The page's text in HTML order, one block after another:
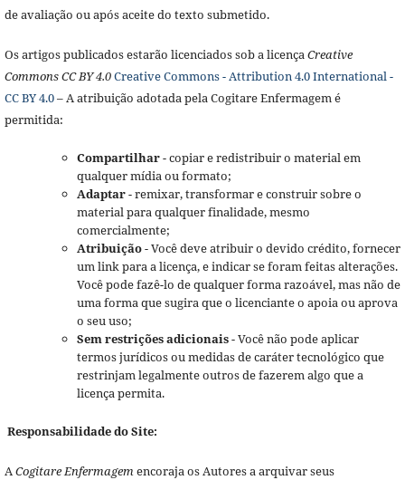
de avaliação ou após aceite do texto submetido.
Os artigos publicados estarão licenciados sob a licença Creative
Commons CC BY 4.0Creative Commons - Attribution 4.0 International -
CC BY 4.0– A atribuição adotada pela Cogitare Enfermagem é
permitida:
Compartilhar- copiar e redistribuir o material em
qualquer mídia ou formato;
Adaptar- remixar, transformar e construir sobre o
material para qualquer finalidade, mesmo
comercialmente;
Atribuição- Você deve atribuir o devido crédito, fornecer
um link para a licença, e indicar se foram feitas alterações.
Você pode fazê-lo de qualquer forma razoável, mas não de
uma forma que sugira que o licenciante o apoia ou aprova
o seu uso;
Sem restrições adicionais- Você não pode aplicar
termos jurídicos ou medidas de caráter tecnológico que
restrinjam legalmente outros de fazerem algo que a
licença permita.
Responsabilidade do Site:
ACogitare Enfermagemencoraja os Autores a arquivar seus